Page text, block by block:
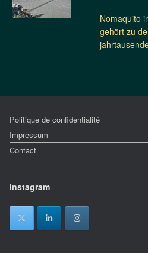
Nomaquito
gehört zu
Politique de confidentialité
Impressum
Contact
Instagram